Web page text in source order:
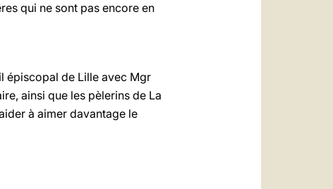
qui ne sont pas encore en
épiscopal de Lille avec Mgr
ainsi que les pèlerins de La
à aimer davantage le